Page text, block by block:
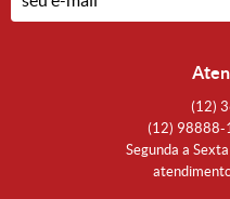
(12)
(12) 98888-
Segunda a